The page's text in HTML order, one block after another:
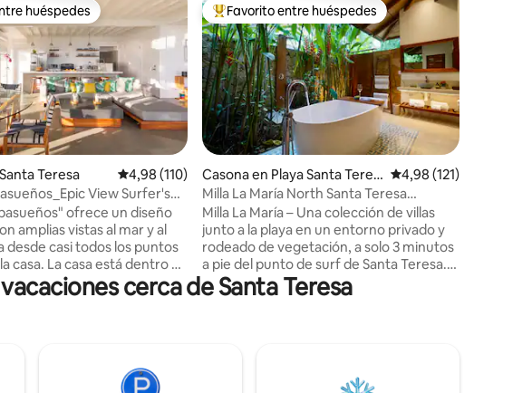
de 5. 182 evaluaciones
huéspedes
huéspedes
Teresa Calificación promedio: 4,98 de 5. 110 evaluaciones
4,98 (110)
View Surfer's
ofrece un diseño
amplias vistas al mar y al
desde casi todos los puntos
está dentro de
cerrada de mar-A-mar, en
Santa Teresa, justo encima
las noches desde uno de los
te relajas en la
Favorito entre los huéspedes más destacados
Favorito entre huéspedes
Casona en Playa Santa Teres
a
Calificación promedio:
4,98 (121)
Milla La María North Santa Teresa
Beachside Villa
Milla La María – Una colección de villas
junto a la playa en un entorno privado y
rodeado de vegetación, a solo 3 minutos
a pie del punto de surf de Santa Teresa.
Disfruta de WiFi rápido, AC, limpieza,
cocinas totalmente equipadas, piscina de
de supermercado y concierge ¡Vive la
cerca de Santa Teresa